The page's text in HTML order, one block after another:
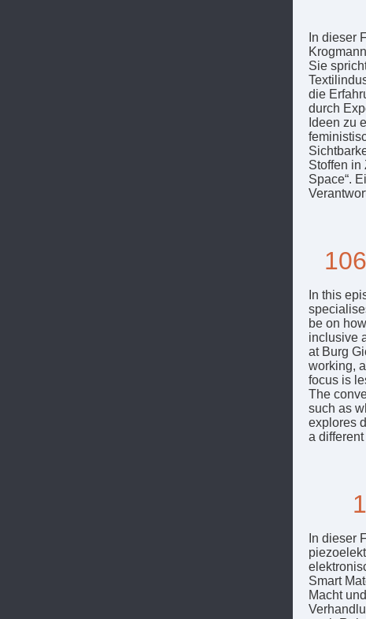
In dieser
Sie
die
durch
Ideen zu
Stoffen in
Space“.
In this
be on
inclusive
at Burg
working,
focus is
The
such as
explores
a
In dieser
Smart
Macht